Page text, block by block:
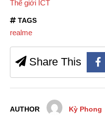
Thế giới ICT
TAGS
realme
Share This
AUTHOR Kỳ Phong